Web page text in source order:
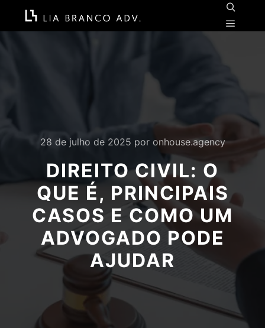
Pesquisa
28 de julho de 2025 por onhouse.agency
DIREITO CIVIL: O
QUE É, PRINCIPAIS
CASOS E COMO UM
ADVOGADO PODE
AJUDAR